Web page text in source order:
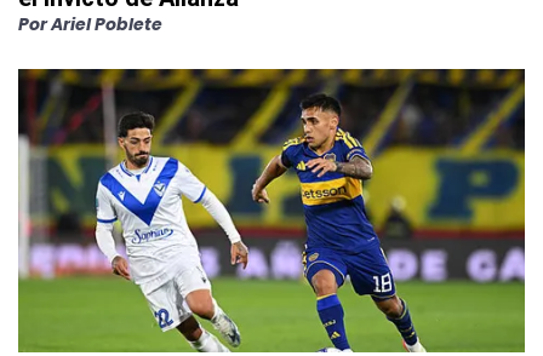
PorAriel Poblete